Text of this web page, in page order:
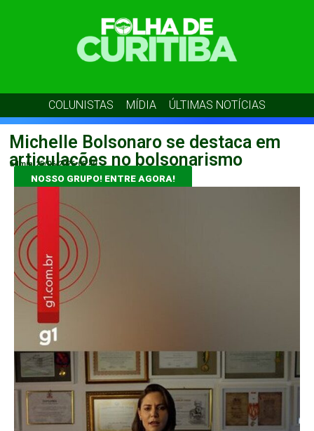
COLUNISTAS MÍDIA ÚLTIMAS NOTÍCIAS
Michelle Bolsonaro se destaca em
articulações no bolsonarismo
admin 25/06/2026 05:40
NOSSO GRUPO! ENTRE AGORA!